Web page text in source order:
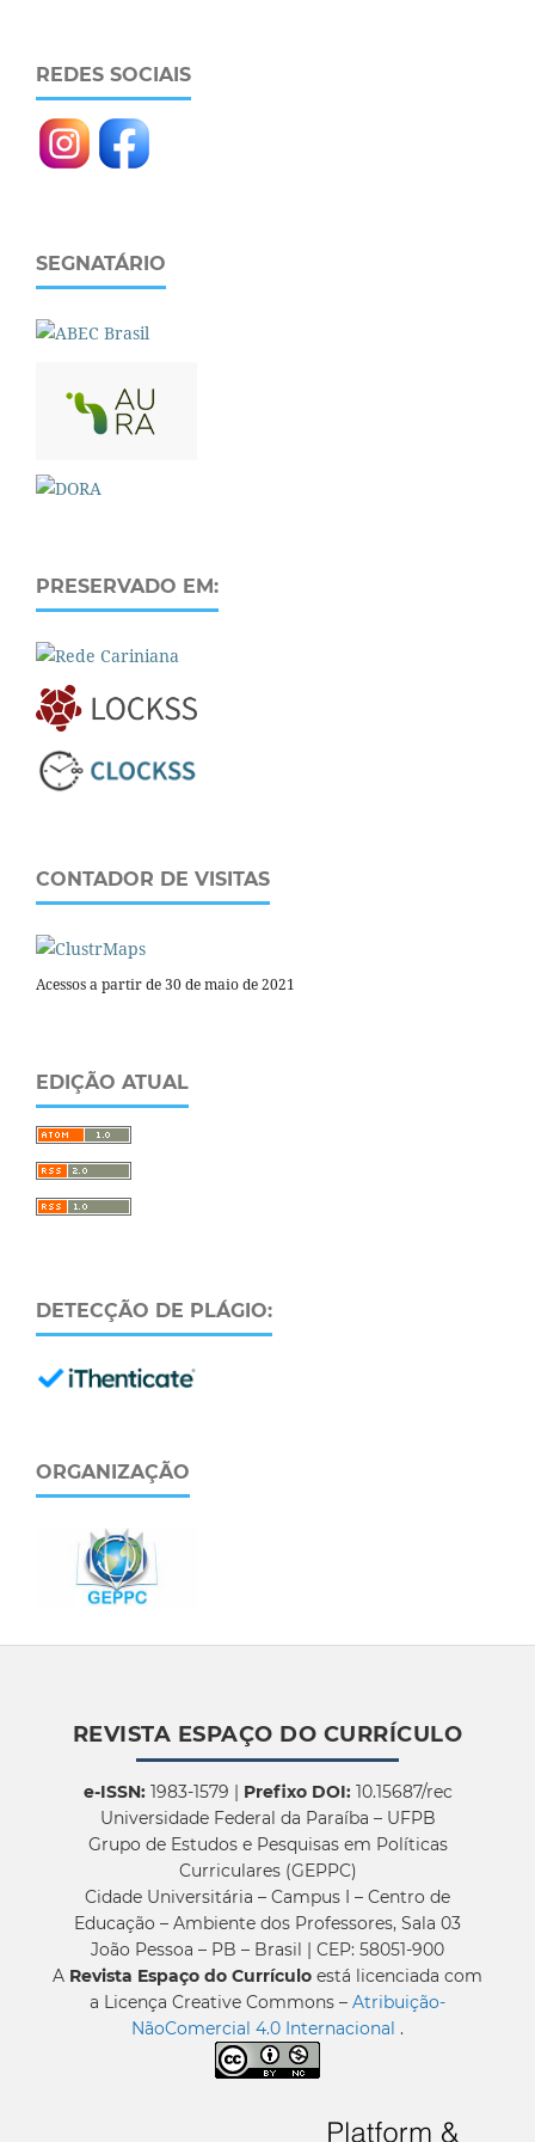
REDES SOCIAIS
SEGNATÁRIO
PRESERVADO EM:
CONTADOR DE VISITAS
Acessos a partir de 30 de maio de 2021
EDIÇÃO ATUAL
DETECÇÃO DE PLÁGIO:
ORGANIZAÇÃO
REVISTA ESPAÇO DO CURRÍCULO
e-ISSN:1983-1579 | Prefixo DOI:10.15687/rec
Universidade Federal da Paraíba – UFPB
Grupo de Estudos e Pesquisas em Políticas
Curriculares (GEPPC)
Cidade Universitária – Campus I – Centro de
Educação – Ambiente dos Professores, Sala 03
João Pessoa – PB – Brasil | CEP: 58051-900
A Revista Espaço do Currículo está licenciada com
a Licença Creative Commons – Atribuição-
NãoComercial 4.0 Internacional .